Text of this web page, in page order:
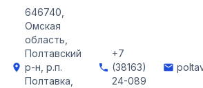
location_on
646740,
Омская
область,
Полтавский
р-н, р.п.
Полтавка,
phone
+7
(38163)
24-089
email